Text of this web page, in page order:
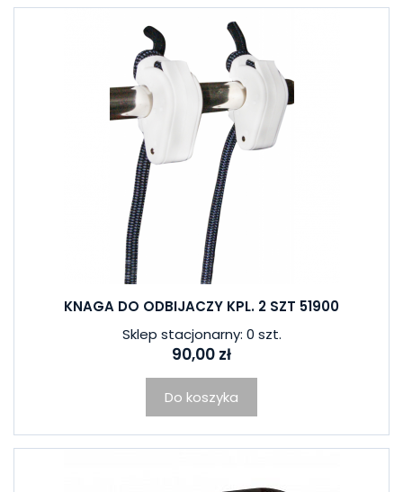
KNAGA DO ODBIJACZY KPL. 2 SZT 51900
Sklep stacjonarny: 0 szt.
90,00 zł
Do koszyka